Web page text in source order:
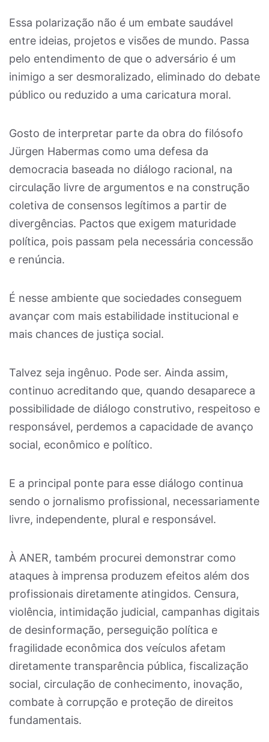
Essa polarização não é um embate saudável
entre ideias, projetos e visões de mundo. Passa
pelo entendimento de que o adversário é um
inimigo a ser desmoralizado, eliminado do debate
público ou reduzido a uma caricatura moral.
Gosto de interpretar parte da obra do filósofo
Jürgen Habermas como uma defesa da
democracia baseada no diálogo racional, na
circulação livre de argumentos e na construção
coletiva de consensos legítimos a partir de
divergências. Pactos que exigem maturidade
política, pois passam pela necessária concessão
e renúncia.
É nesse ambiente que sociedades conseguem
avançar com mais estabilidade institucional e
mais chances de justiça social.
Talvez seja ingênuo. Pode ser. Ainda assim,
continuo acreditando que, quando desaparece a
possibilidade de diálogo construtivo, respeitoso e
responsável, perdemos a capacidade de avanço
social, econômico e político.
E a principal ponte para esse diálogo continua
sendo o jornalismo profissional, necessariamente
livre, independente, plural e responsável.
À ANER, também procurei demonstrar como
ataques à imprensa produzem efeitos além dos
profissionais diretamente atingidos. Censura,
violência, intimidação judicial, campanhas digitais
de desinformação, perseguição política e
fragilidade econômica dos veículos afetam
diretamente transparência pública, fiscalização
social, circulação de conhecimento, inovação,
combate à corrupção e proteção de direitos
fundamentais.